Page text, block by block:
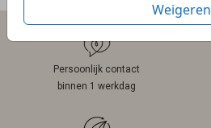
Weigeren
Persoonlijk contact
binnen 1 werkdag